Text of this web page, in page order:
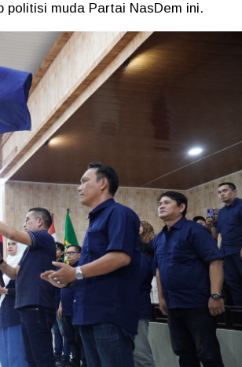
politisi muda Partai NasDem ini.